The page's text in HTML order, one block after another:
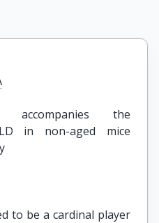
accompanies the
in non-aged mice
to be a cardinal player